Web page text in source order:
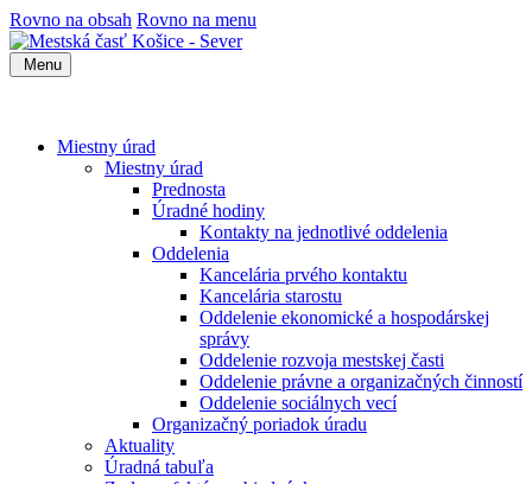
Rovno na obsah Rovno na menu
Menu
Miestny úrad
Miestny úrad
Prednosta
Úradné hodiny
Kontakty na jednotlivé oddelenia
Oddelenia
Kancelária prvého kontaktu
Kancelária starostu
Oddelenie ekonomické a hospodárskej
správy
Oddelenie rozvoja mestskej časti
Oddelenie právne a organizačných činností
Oddelenie sociálnych vecí
Organizačný poriadok úradu
Aktuality
Úradná tabuľa